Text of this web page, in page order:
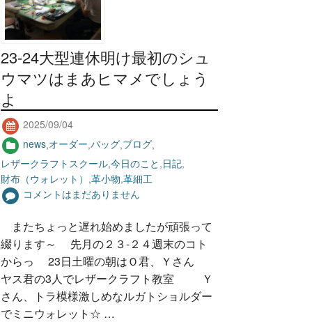
23-24大型連休明け最初のシュ
ウマツはまあヒマメでしょう
よ
2025/09/04
news,オーダー,バッグ,ブログ,
レザークラフトスクール,今日のこと ,日記,
財布（ウォレット） ,革小物,革細工
コメントはまだありません
またちょっと遅れ始めましたが頑張って
綴ります～ 先月の２３-２４週末のコト
からっ 23日土曜の朝はＯ君、Ｙさん
ヤス君の3人でレザークラフト教室 Ｙ
さん、トラ模様激しめなルガトショルダー
でミニウォレット☆ …